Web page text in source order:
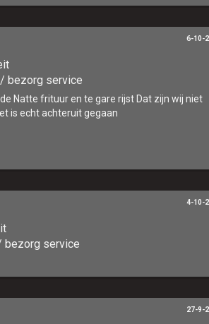
bezorg service
Natte frituur en te gare rijst Dat zijn wij niet
is echt achteruit gegaan
6-10-
bezorg service
4-10-
27-9-